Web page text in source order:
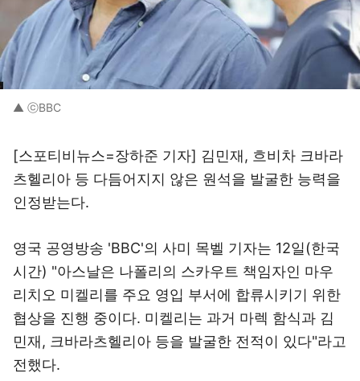
▲ ⓒBBC
[스포티비뉴스=장하준 기자] 김민재, 흐비차 크바라
츠헬리아 등 다듬어지지 않은 원석을 발굴한 능력을
인정받는다.
영국 공영방송 'BBC'의 사미 목벨 기자는 12일(한국
시간) "아스날은 나폴리의 스카우트 책임자인 마우
리치오 미켈리를 주요 영입 부서에 합류시키기 위한
협상을 진행 중이다. 미켈리는 과거 마렉 함식과 김
민재, 크바라츠헬리아 등을 발굴한 전적이 있다"라고
전했다.